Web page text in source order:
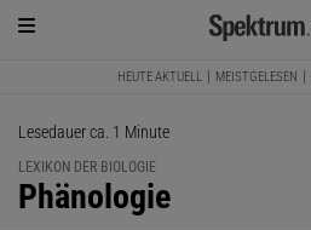
HEUTE AKTUELL MEISTGELESEN
Lesedauer ca. 1 Minute
LEXIKON DER BIOLOGIE
:
Phänologie